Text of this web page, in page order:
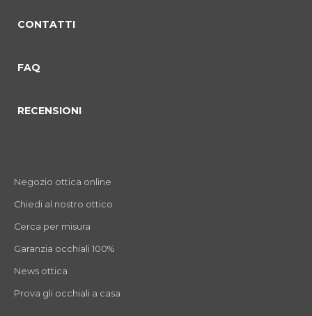
CONTATTI
FAQ
RECENSIONI
Negozio ottica online
Chiedi al nostro ottico
Cerca per misura
Garanzia occhiali 100%
News ottica
Prova gli occhiali a casa